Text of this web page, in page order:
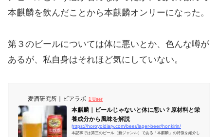
本麒麟を飲んだことから本麒麟オンリーになった。
第３のビールについては体に悪いとか、色んな噂が
あるが、私自身はそれほど気にしていない。
麦酒研究所｜ビアラボ 1 User
本麒麟｜ビールじゃないと体に悪い？原材料と栄
養成分から風味を解説
https://horoyoidiary.com/beer/lager-beer/honkirin/
本記事では第三のビール（新ジャンル）である「本麒麟」の特徴を紹介し